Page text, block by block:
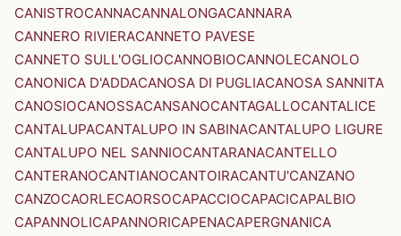
CANISTROCANNACANNALONGACANNARA
CANNERO RIVIERACANNETO PAVESE
CANNETO SULL'OGLIOCANNOBIOCANNOLECANOLO
CANONICA D'ADDACANOSA DI PUGLIACANOSA SANNITA
CANOSIOCANOSSACANSANOCANTAGALLOCANTALICE
CANTALUPACANTALUPO IN SABINACANTALUPO LIGURE
CANTALUPO NEL SANNIOCANTARANACANTELLO
CANTERANOCANTIANOCANTOIRACANTU'CANZANO
CANZOCAORLECAORSOCAPACCIOCAPACICAPALBIO
CAPANNOLICAPANNORICAPENACAPERGNANICA